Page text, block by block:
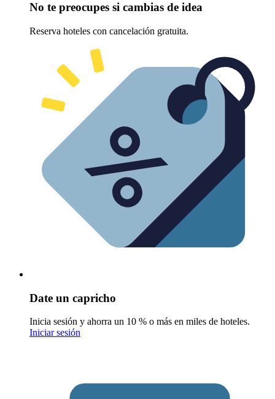
No te preocupes si cambias de idea
Reserva hoteles con cancelación gratuita.
Date un capricho
Inicia sesión y ahorra un 10 % o más en miles de hoteles.
Iniciar sesión